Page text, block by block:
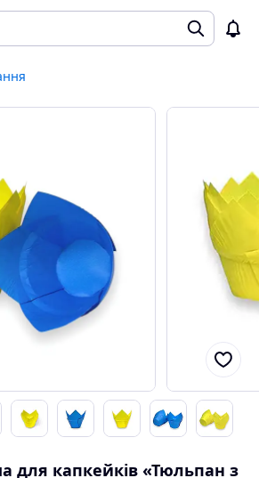
для капкейків «Тюльпан з